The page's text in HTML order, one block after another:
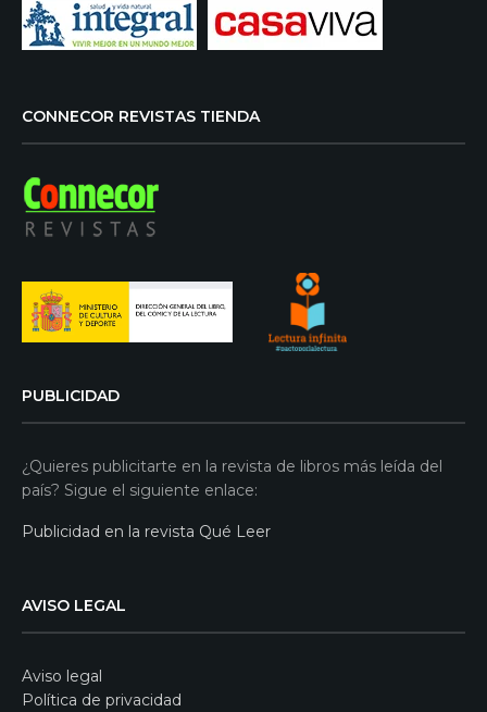
CONNECOR REVISTAS TIENDA
PUBLICIDAD
¿Quieres publicitarte en la revista de libros más leída del
país? Sigue el siguiente enlace:
Publicidad en la revista Qué Leer
AVISO LEGAL
Aviso legal
Política de privacidad